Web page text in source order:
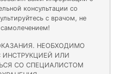
консультации со
с врачом, не
НЕОБХОДИМО
ИЛИ
СО СПЕЦИАЛИСТОМ